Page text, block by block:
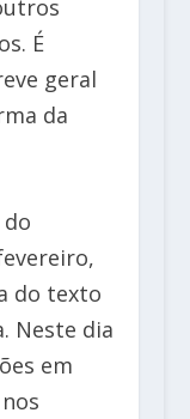
É
geral
da
do texto
Neste dia
em